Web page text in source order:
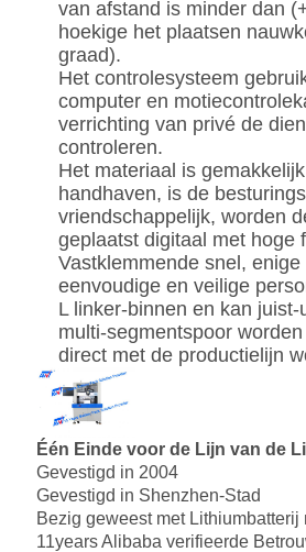
van afstand is minder dan
hoekige het plaatsen
graad).
Het controlesysteem
computer en
verrichting van privé de
controleren.
Het materiaal is
handhaven, is de
vriendschappelijk, worden
geplaatst digitaal met hoge
Vastklemmende snel,
eenvoudige en veilige
L linker-binnen en kan
multi-segmentspoor
direct met de productielijn
Één Einde voor de Lijn van de
Gevestigd in 2004
Gevestigd in Shenzhen-Stad
Bezig geweest met Lithiumbatterij
11years Alibaba verifieerde